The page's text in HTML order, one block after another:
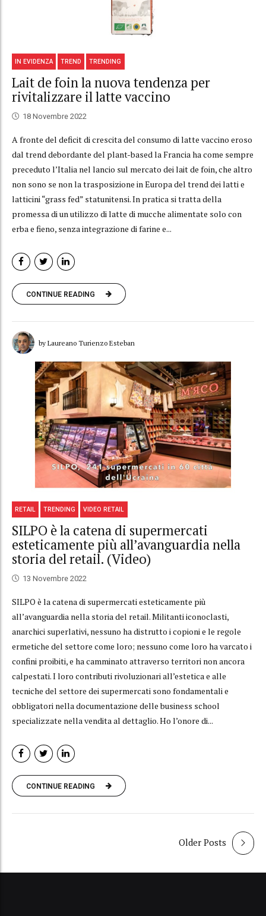
IN EVIDENZA TREND TRENDING
Lait de foin la nuova tendenza per
rivitalizzare il latte vaccino
18 Novembre 2022
A fronte del deficit di crescita del consumo di latte vaccino eroso
dal trend debordante del plant-based la Francia ha come sempre
preceduto l’Italia nel lancio sul mercato dei lait de foin, che altro
non sono se non la trasposizione in Europa del trend dei latti e
latticini “grass fed” statunitensi. In pratica si tratta della
promessa di un utilizzo di latte di mucche alimentate solo con
erba e fieno, senza integrazione di farine e...
CONTINUE READING
by Laureano Turienzo Esteban
RETAIL TRENDING VIDEO RETAIL
SILPO è la catena di supermercati
esteticamente più all’avanguardia nella
storia del retail. (Video)
13 Novembre 2022
SILPO è la catena di supermercati esteticamente più
all’avanguardia nella storia del retail. Militanti iconoclasti,
anarchici superlativi, nessuno ha distrutto i copioni e le regole
ermetiche del settore come loro; nessuno come loro ha varcato i
confini proibiti, e ha camminato attraverso territori non ancora
calpestati. I loro contributi rivoluzionari all’estetica e alle
tecniche del settore dei supermercati sono fondamentali e
obbligatori nella documentazione delle business school
specializzate nella vendita al dettaglio. Ho l’onore di...
CONTINUE READING
Older Posts